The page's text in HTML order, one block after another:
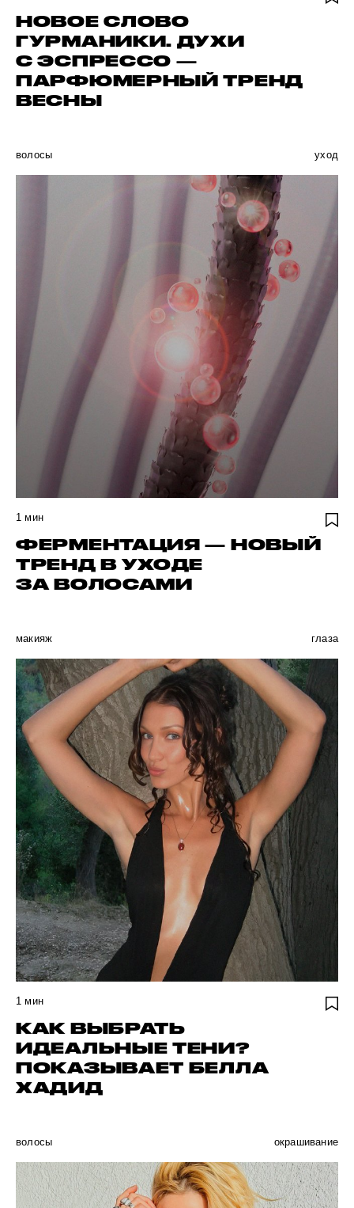
НОВОЕ СЛОВО
ГУРМАНИКИ. ДУХИ
С ЭСПРЕССО —
ПАРФЮМЕРНЫЙ ТРЕНД
ВЕСНЫ
волосы уход
1 мин
ФЕРМЕНТАЦИЯ — НОВЫЙ
ТРЕНД В УХОДЕ
ЗА ВОЛОСАМИ
макияж глаза
1 мин
КАК ВЫБРАТЬ
ИДЕАЛЬНЫЕ ТЕНИ?
ПОКАЗЫВАЕТ БЕЛЛА
ХАДИД
волосы окрашивание